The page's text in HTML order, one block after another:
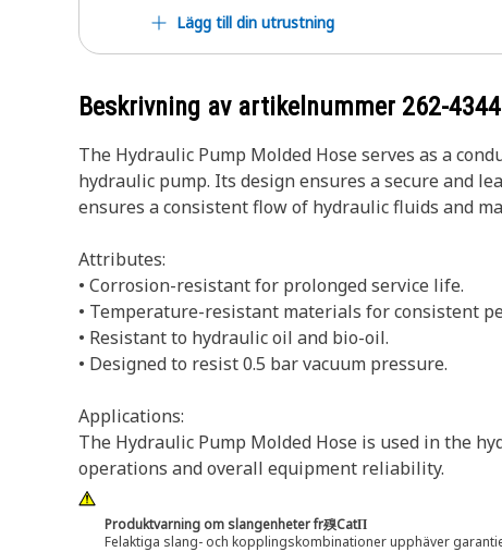
Lägg till din utrustning
Beskrivning av artikelnummer 262-4344
The Hydraulic Pump Molded Hose serves as a
hydraulic pump. Its design ensures a secure and
ensures a consistent flow of hydraulic fluids and
Attributes:
• Corrosion-resistant for prolonged service life.
• Temperature-resistant materials for consistent
• Resistant to hydraulic oil and bio-oil.
• Designed to resist 0.5 bar vacuum pressure.
Applications:
The Hydraulic Pump Molded Hose is used in the
operations and overall equipment reliability.
Produktvarning om slangenheter fr殠CatΠ
Felaktiga slang- och kopplingskombinationer upphäver